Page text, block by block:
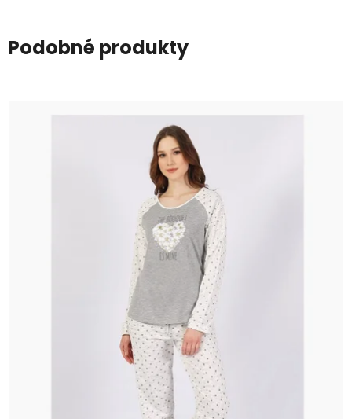
Podobné produkty